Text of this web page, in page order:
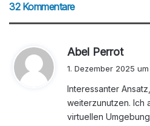
32 Kommentare
Abel Perrots
t
:
1. Dezember 2025
Interessanter
weiterzunutzen. Ich
virtuellen